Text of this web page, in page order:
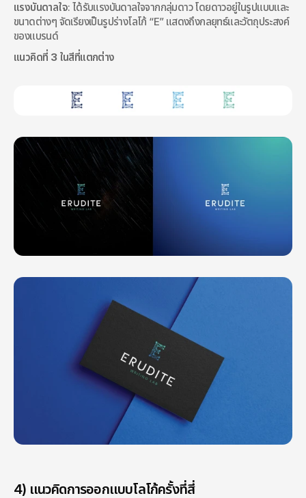
แรงบันดาลใจ: ได้รับแรงบันดาลใจจากกลุ่มดาว โดยดาวอยู่ในรูปแบบและ
ขนาดต่างๆ จัดเรียงเป็นรูปร่างโลโก้ “E” แสดงถึงกลยุทธ์และวัตถุประสงค์
ของแบรนด์
แนวคิดที่ 3 ในสีที่แตกต่าง
4) แนวคิดการออกแบบโลโก้ครั้งที่สี่